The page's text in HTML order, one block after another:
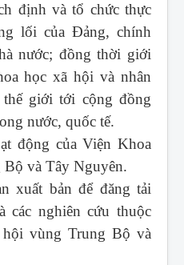
định và tổ chức thực
lối của Đảng, chính
nước; đồng thời giới
học xã hội và nhân
giới tới cộng đồng
nước, quốc tế.
động của Viện Khoa
và Tây Nguyên.
xuất bản để đăng tải
các nghiên cứu thuộc
vùng Trung Bộ và